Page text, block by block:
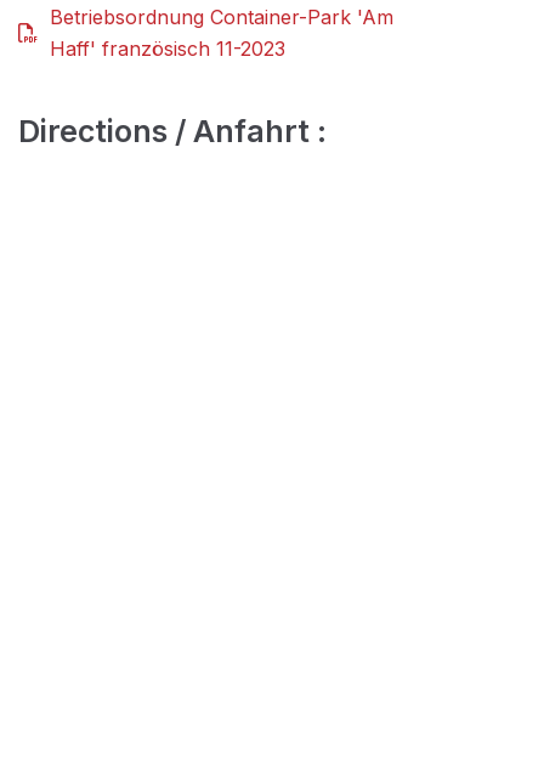
Betriebsordnung Container-Park 'Am
Haff' französisch 11-2023
Directions / Anfahrt :